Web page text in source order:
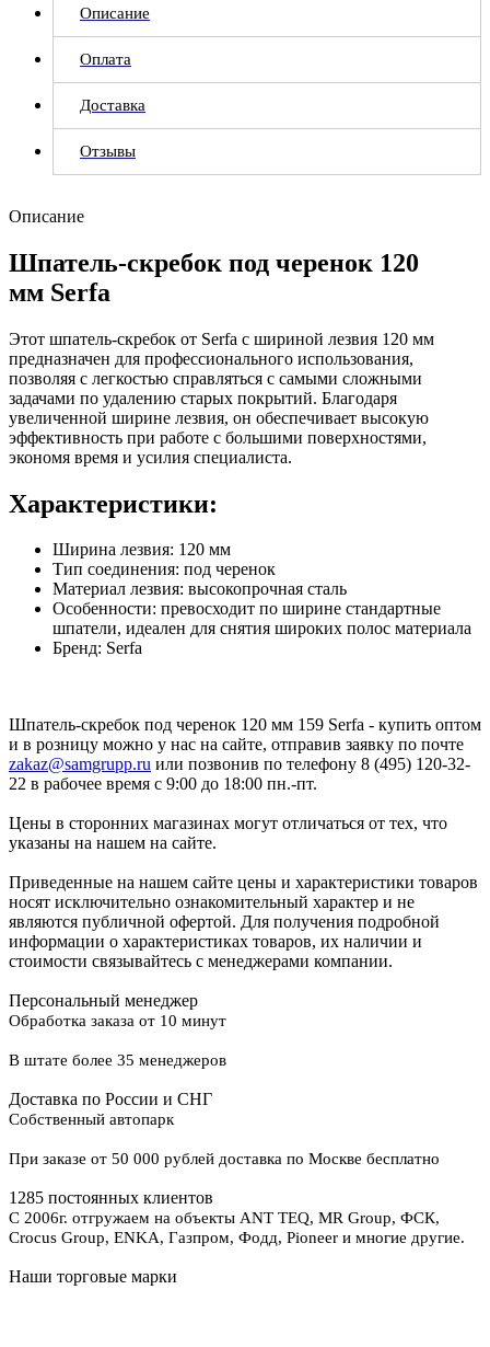
Описание
Оплата
Доставка
Отзывы
Описание
Шпатель-скребок под черенок 120
мм Serfa
Этот шпатель-скребок от Serfa с шириной лезвия 120 мм
предназначен для профессионального использования,
позволяя с легкостью справляться с самыми сложными
задачами по удалению старых покрытий. Благодаря
увеличенной ширине лезвия, он обеспечивает высокую
эффективность при работе с большими поверхностями,
экономя время и усилия специалиста.
Характеристики:
Ширина лезвия: 120 мм
Тип соединения: под черенок
Материал лезвия: высокопрочная сталь
Особенности: превосходит по ширине стандартные
шпатели, идеален для снятия широких полос материала
Бренд: Serfa
Шпатель-скребок под черенок 120 мм 159 Serfa - купить оптом
и в розницу можно у нас на сайте, отправив заявку по почте
zakaz@samgrupp.ru или позвонив по телефону 8 (495) 120-32-
22 в рабочее время с 9:00 до 18:00 пн.-пт.
Цены в сторонних магазинах могут отличаться от тех, что
указаны на нашем на сайте.
Приведенные на нашем сайте цены и характеристики товаров
носят исключительно ознакомительный характер и не
являются публичной офертой. Для получения подробной
информации о характеристиках товаров, их наличии и
стоимости связывайтесь с менеджерами компании.
Персональный менеджер
Обработка заказа от 10 минут
В штате более 35 менеджеров
Доставка по России и СНГ
Собственный автопарк
При заказе от 50 000 рублей доставка по Москве бесплатно
1285 постоянных клиентов
С 2006г. отгружаем на объекты ANT TEQ, MR Group, ФСК,
Crocus Group, ENKA, Газпром, Фодд, Pioneer и многие другие.
Наши торговые марки